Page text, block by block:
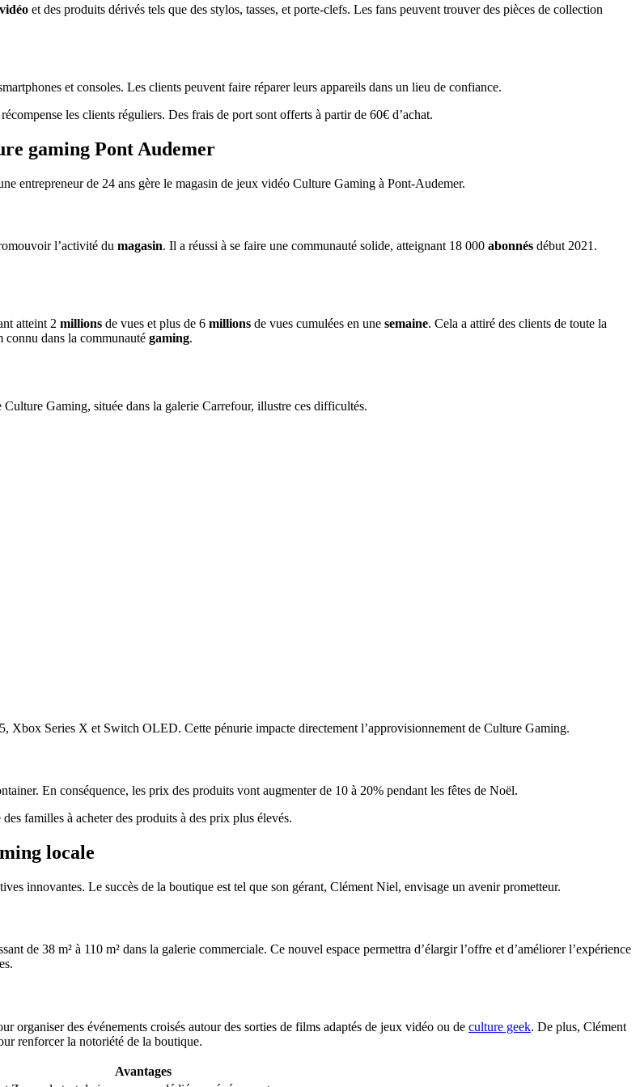
et des produits dérivés tels que des stylos, tasses, et porte-clefs. Les fans peuvent trouver des pièces de collection
et consoles. Les clients peuvent faire réparer leurs appareils dans un lieu de confiance.
les clients réguliers. Des frais de port sont offerts à partir de 60€ d’achat.
gaming Pont Audemer
entrepreneur de 24 ans gère le magasin de jeux vidéo Culture Gaming à Pont-Audemer.
l’activité du magasin. Il a réussi à se faire une communauté solide, atteignant 18 000 abonnés début 2021.
atteint 2 millions de vues et plus de 6 millions de vues cumulées en une semaine. Cela a attiré des clients de toute la
connu dans la communauté gaming.
Gaming, située dans la galerie Carrefour, illustre ces difficultés.
Xbox Series X et Switch OLED. Cette pénurie impacte directement l’approvisionnement de Culture Gaming.
En conséquence, les prix des produits vont augmenter de 10 à 20% pendant les fêtes de Noël.
familles à acheter des produits à des prix plus élevés.
locale
innovantes. Le succès de la boutique est tel que son gérant, Clément Niel, envisage un avenir prometteur.
de 38 m² à 110 m² dans la galerie commerciale. Ce nouvel espace permettra d’élargir l’offre et d’améliorer l’expérience
des événements croisés autour des sorties de films adaptés de jeux vidéo ou de culture geek. De plus, Clément
renforcer la notoriété de la boutique.
Avantages